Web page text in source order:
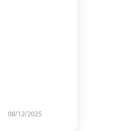
08/12/2025